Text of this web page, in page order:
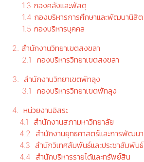
1.3 กองคลังและพัสดุ
1.4 กองบริหารการศึกษาและพัฒนานิสิต
1.5 กองบริหารบุคคล
2. สำนักงานวิทยาเขตสงขลา
2.1 กองบริหารวิทยาเขตสงขลา
3. สำนักงานวิทยาเขตพัทลุง
3.1 กองบริหารวิทยาเขตพัทลุง
4. หน่วยงานอิสระ
4.1 สำนักงานสภามหาวิทยาลัย
4.2 สำนักงานยุทธศาสตร์และการพัฒนา
4.3 สำนักวิเทศสัมพันธ์และประชาสัมพันธ์
4.4 สำนักบริหารรายได้และทรัพย์สิน